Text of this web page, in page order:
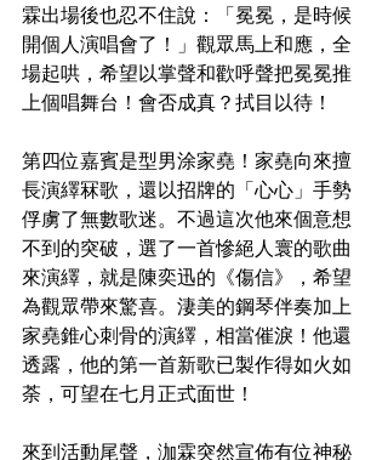
霖出場後也忍不住說：「冕冕，是時候
開個人演唱會了！」觀眾馬上和應，全
場起哄，希望以掌聲和歡呼聲把冕冕推
上個唱舞台！會否成真？拭目以待！
第四位嘉賓是型男涂家堯！家堯向來擅
長演繹冧歌，還以招牌的「心心」手勢
俘虜了無數歌迷。不過這次他來個意想
不到的突破，選了一首慘絕人寰的歌曲
來演繹，就是陳奕迅的《傷信》，希望
為觀眾帶來驚喜。淒美的鋼琴伴奏加上
家堯錐心刺骨的演繹，相當催淚！他還
透露，他的第一首新歌已製作得如火如
荼，可望在七月正式面世！
來到活動尾聲，泇霖突然宣佈有位神秘